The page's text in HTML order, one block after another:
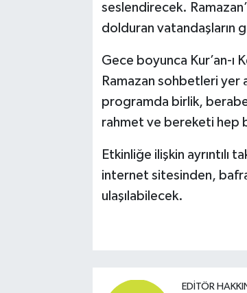
seslendirecek.
dolduran vatandaşların
Gece boyunca Kur’an-ı
Ramazan sohbetleri yer
programda birlik,
rahmet ve bereketi hep
Etkinliğe ilişkin ayrıntılı
internet sitesinden,
ulaşılabilecek.
EDITÖR